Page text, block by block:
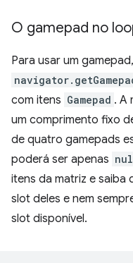
O gamepad no
Para usar um
com itens Gamepad . A
um comprimento fixo
de quatro gamepads
poderá ser apenas
itens da matriz e saiba
slot deles e nem
slot disponível.